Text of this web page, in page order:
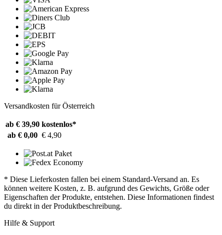
Versandkosten für Österreich
ab € 39,90 kostenlos*
ab € 0,00 € 4,90
* Diese Lieferkosten fallen bei einem Standard-Versand an. Es
können weitere Kosten, z. B. aufgrund des Gewichts, Größe oder
Eigenschaften der Produkte, entstehen. Diese Informationen findest
du direkt in der Produktbeschreibung.
Hilfe & Support